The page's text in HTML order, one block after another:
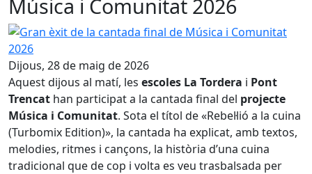
Música i Comunitat 2026
Gran èxit de la cantada final de Música i Comunitat 2026
Dijous, 28 de maig de 2026
Aquest dijous al matí, les escoles La Tordera i Pont
Trencat han participat a la cantada final del projecte
Música i Comunitat. Sota el títol de «Rebel·lió a la cuina
(Turbomix Edition)», la cantada ha explicat, amb textos,
melodies, ritmes i cançons, la història d’una cuina
tradicional que de cop i volta es veu trasbalsada per